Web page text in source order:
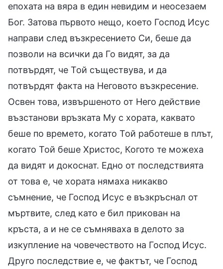
епохата на вяра в един невидим и неосезаем
Бог. Затова първото нещо, което Господ Исус
направи след възкресението Си, беше да
позволи на всички да Го видят, за да
потвърдят, че Той съществува, и да
потвърдят факта на Неговото възкресение.
Освен това, извършеното от Него действие
възстанови връзката Му с хората, каквато
беше по времето, когато Той работеше в плът,
когато Той беше Христос, Когото те можеха
да видят и докоснат. Едно от последствията
от това е, че хората нямаха никакво
съмнение, че Господ Исус е възкръснал от
мъртвите, след като е бил прикован на
кръста, а и не се съмняваха в делото за
изкупление на човечеството на Господ Исус.
Друго последствие е, че фактът, че Господ